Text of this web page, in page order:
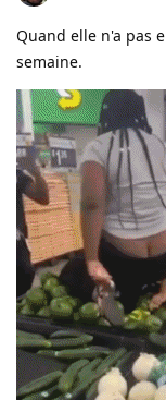
Quand elle n'a pas
semaine.